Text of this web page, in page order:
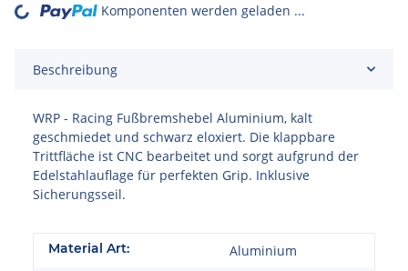
Loading... Komponenten werden geladen ...
Beschreibung
WRP - Racing Fußbremshebel Aluminium, kalt
geschmiedet und schwarz eloxiert. Die klappbare
Trittfläche ist CNC bearbeitet und sorgt aufgrund der
Edelstahlauflage für perfekten Grip. Inklusive
Sicherungsseil.
Material Art: Aluminium